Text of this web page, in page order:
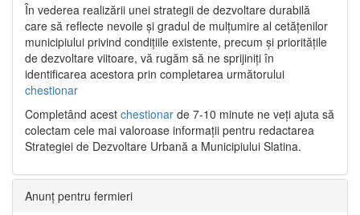
În vederea realizării unei strategii de dezvoltare durabilă
care să reflecte nevoile și gradul de mulțumire al cetățenilor
municipiului privind condițiile existente, precum și prioritățile
de dezvoltare viitoare, vă rugăm să ne sprijiniți în
identificarea acestora prin completarea următorului
chestionar
Completând acest chestionar de 7-10 minute ne veți ajuta să
colectam cele mai valoroase informații pentru redactarea
Strategiei de Dezvoltare Urbană a Municipiului Slatina.
Anunț pentru fermieri